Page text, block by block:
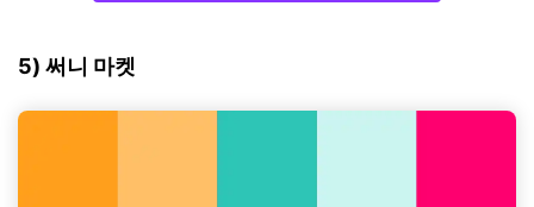
5) 써니 마켓